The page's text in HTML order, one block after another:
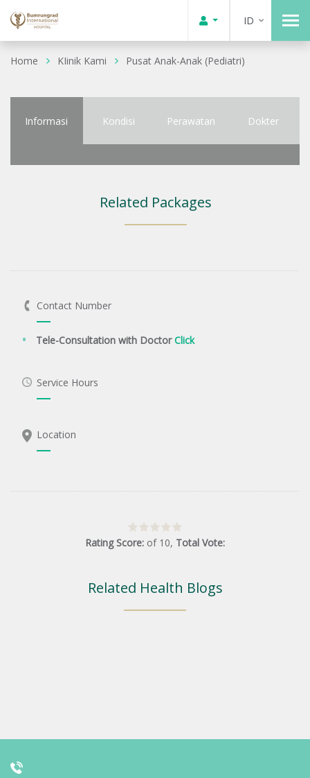
ID
Home KIinik Kami Pusat Anak-Anak (Pediatri)
Informasi Kondisi Perawatan Dokter
Related Packages
Contact Number
Tele-Consultation with DoctorClick
Service Hours
Location
Rating Score: of 10, Total Vote:
Related Health Blogs